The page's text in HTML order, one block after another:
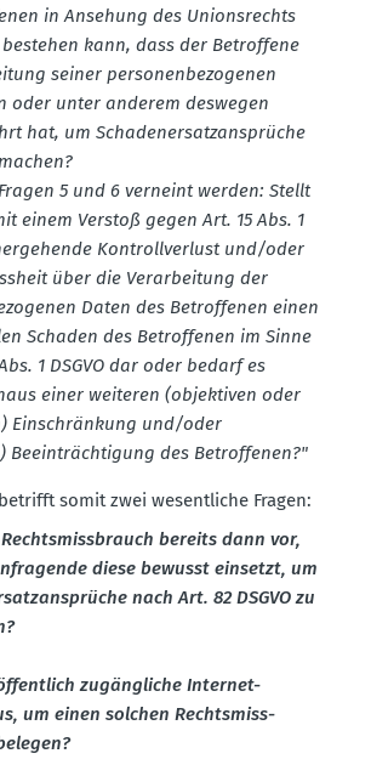
in Ansehung des Unions­rechts
kann, dass der Betroffene
seiner perso­nen­be­zo­genen
oder unter anderem deswegen
hat, um Schaden­er­satz­an­sprüche
5 und 6 verneint werden: Stellt
einem Verstoß gegen Art. 15 Abs. 1
Kontroll­verlust und/oder
über die Verar­beitung der
Daten des Betrof­fenen einen
Schaden des Betrof­fenen im Sinne
1 DSGVO dar oder bedarf es
einer weiteren (objek­tiven oder
Einschränkung und/oder
Beein­träch­tigung des Betrof­fenen?"
somit zwei wesent­liche Fragen:
bereits dann vor,
diese bewusst einsetzt, um
nach Art. 82 DSGVO zu
zugäng­liche Internet-
um einen solchen Rechts­miss­